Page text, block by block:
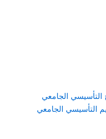
التأسيسي الجامعي
التأسيسي الجامعي